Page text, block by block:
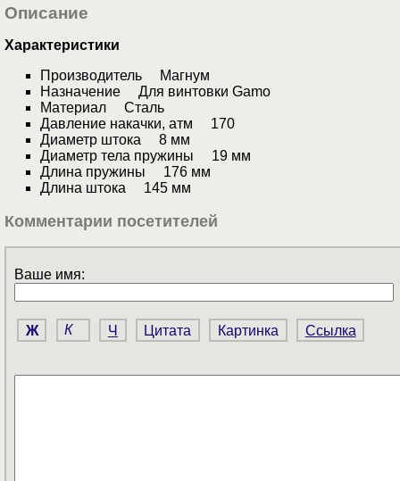
Описание
Характеристики
Производитель Магнум
Назначение Для винтовки Gamo
Материал Сталь
Давление накачки, атм 170
Диаметр штока 8 мм
Диаметр тела пружины 19 мм
Длина пружины 176 мм
Длина штока 145 мм
Комментарии посетителей
Ваше имя:
Ж К Ч Цитата Картинка Ссылка